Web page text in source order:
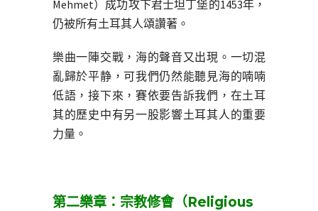
Mehmet）成功攻下君士坦丁堡的1453年，
仍被所有土耳其人頌讚著。
樂曲一陣交戰，海的聲音又出現。一切混
亂歸於平静，可我們仍然能聽見海的喃喃
低語，接下來，賽依要告訴我們，在土耳
其的歷史中有另一股影響土耳其人的重要
力量。
第二樂章：宗教修會（Religious